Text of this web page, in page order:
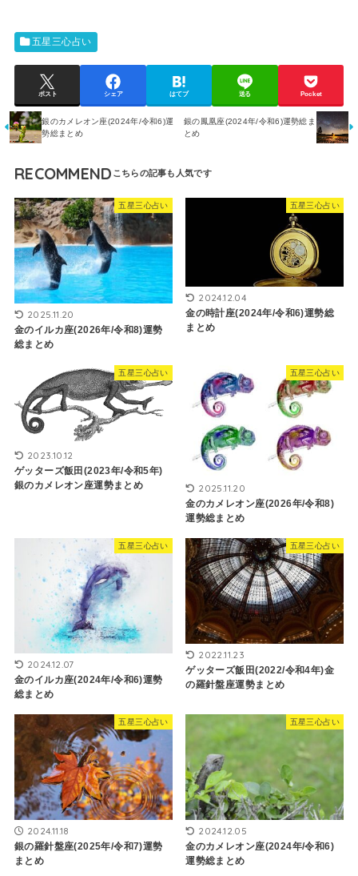
五星三心占い
ポスト シェア はてブ 送る Pocket
銀のカメレオン座(2024年/令和6)運
勢総まとめ
銀の鳳凰座(2024年/令和6)運勢総ま
とめ
RECOMMEND
五星三心占い
2025.11.20
金のイルカ座(2026年/令和8)運勢
総まとめ
五星三心占い
2024.12.04
金の時計座(2024年/令和6)運勢総
まとめ
五星三心占い
2023.10.12
ゲッターズ飯田(2023年/令和5年)
銀のカメレオン座運勢まとめ
五星三心占い
2025.11.20
金のカメレオン座(2026年/令和8)
運勢総まとめ
五星三心占い
2024.12.07
金のイルカ座(2024年/令和6)運勢
総まとめ
五星三心占い
2022.11.23
ゲッターズ飯田(2022/令和4年)金
の羅針盤座運勢まとめ
五星三心占い
2024.11.18
銀の羅針盤座(2025年/令和7)運勢
まとめ
五星三心占い
2024.12.05
金のカメレオン座(2024年/令和6)
運勢総まとめ